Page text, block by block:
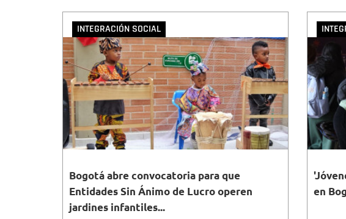
INTEGRACIÓN SOCIAL
Bogotá abre convocatoria para que
Entidades Sin Ánimo de Lucro operen
jardines infantiles...
en